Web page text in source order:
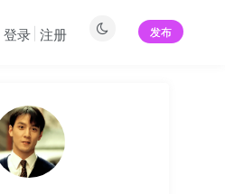
发布
登录 注册